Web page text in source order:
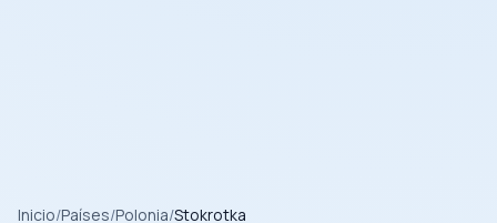
Inicio/Países/Polonia/Stokrotka